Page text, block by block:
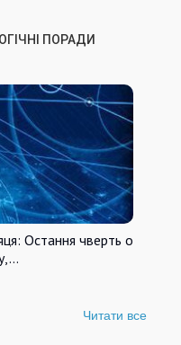
ПОРАДИ
Остання чверть о
Читати все